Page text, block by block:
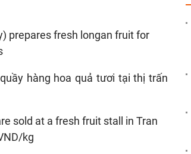
prepares fresh longan fruit for
sold at a fresh fruit stall in Tran
kg